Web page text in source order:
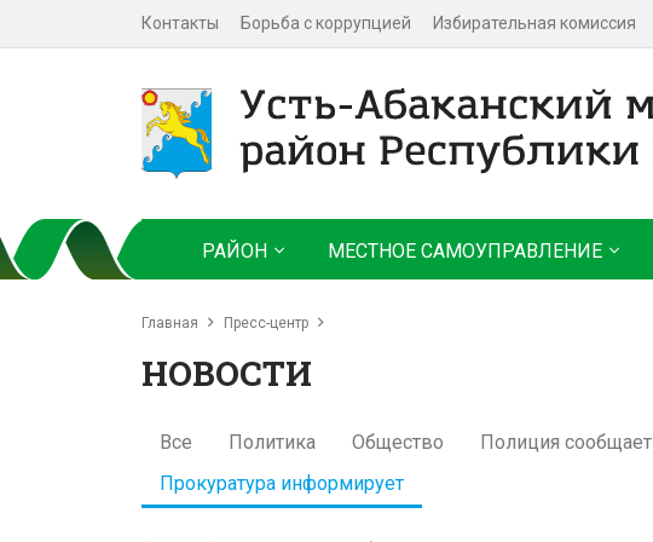
Контакты Борьба с коррупцией Избирательная комиссия
РАЙОН МЕСТНОЕ САМОУПРАВЛЕНИЕ
Главная Пресс-центр
НОВОСТИ
Все Политика Общество Полиция сообщает
Прокуратура информирует